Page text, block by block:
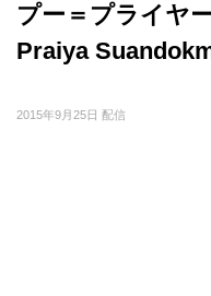
プー＝プライヤ
Praiya
2015年9月25日 配信